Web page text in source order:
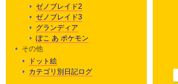
ゼノブレイド2
ゼノブレイド3
グランディア
ぽこ あ ポケモン
その他
ドット絵
カテゴリ別日記ログ